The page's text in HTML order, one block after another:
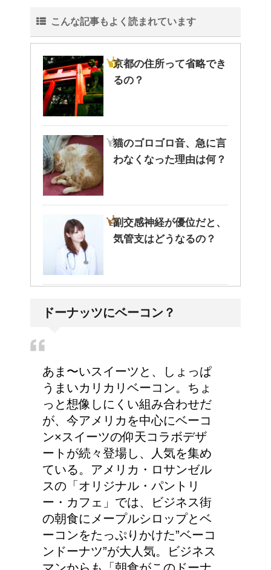
こんな記事もよく読まれています
京都の住所って省略でき
るの？
猫のゴロゴロ音、急に言
わなくなった理由は何？
副交感神経が優位だと、
気管支はどうなるの？
『優』の位置づけは？
耳と肩が関係するの？耳
の違和感の原因は「肩こ
り」？！
ドーナッツにベーコン？
あま〜いスイーツと、しょっぱ
うまいカリカリベーコン。ちょ
っと想像しにくい組み合わせだ
が、今アメリカを中心にベーコ
ン×スイーツの仰天コラボデザ
ートが続々登場し、人気を集め
ている。アメリカ・ロサンゼル
スの「オリジナル・パントリ
ー・カフェ」では、ビジネス街
の朝食にメープルシロップとベ
ーコンをたっぷりかけた”ベーコ
ンドーナツ”が大人気。ビジネス
マンからも「朝食がこのドーナ